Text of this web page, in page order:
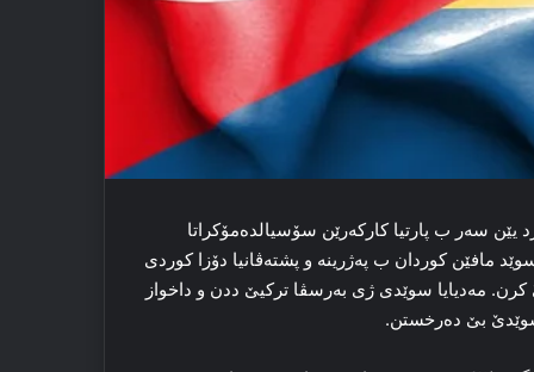
یێن سه‌ر ب پارتیا کارکه‌رێن سۆسیالده‌مۆکراتا
مافێن كوردان ب پەژرینە و پشته‌ڤانیا دۆزا کوردی
مه‌دیایا سوێدی ژی به‌رسڤا ترکیێ ددن و داخواز
بێ ده‌رخستن.